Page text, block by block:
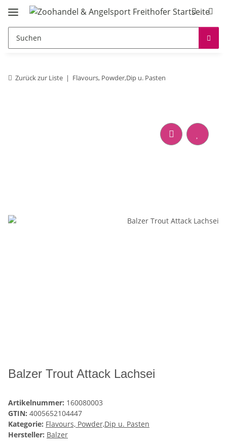
Zurück zur Liste Flavours, Powder,Dip u. Pasten
Balzer Trout Attack Lachsei
Artikelnummer: 160080003
GTIN: 4005652104447
Kategorie: Flavours, Powder,Dip u. Pasten
Hersteller: Balzer